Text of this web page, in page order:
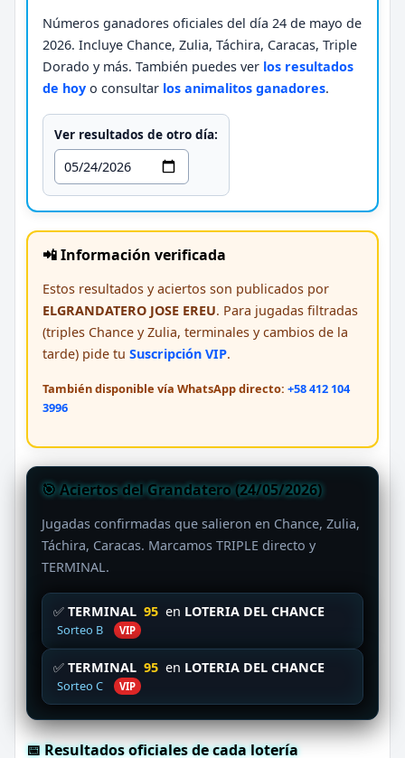
Números ganadores oficiales del día 24 de mayo de
2026. Incluye Chance, Zulia, Táchira, Caracas, Triple
Dorado y más. También puedes ver los resultados
de hoy o consultar los animalitos ganadores.
Ver resultados de otro día:
📲 Información verificada
Estos resultados y aciertos son publicados por
ELGRANDATERO JOSE EREU. Para jugadas filtradas
(triples Chance y Zulia, terminales y cambios de la
tarde) pide tu Suscripción VIP.
También disponible vía WhatsApp directo: +58 412 104
3996
🎯 Aciertos del Grandatero (24/05/2026)
Jugadas confirmadas que salieron en Chance, Zulia,
Táchira, Caracas. Marcamos TRIPLE directo y
TERMINAL.
✅ TERMINAL 95 en LOTERIA DEL CHANCE
Sorteo B VIP
✅ TERMINAL 95 en LOTERIA DEL CHANCE
Sorteo C VIP
📅 Resultados oficiales de cada lotería